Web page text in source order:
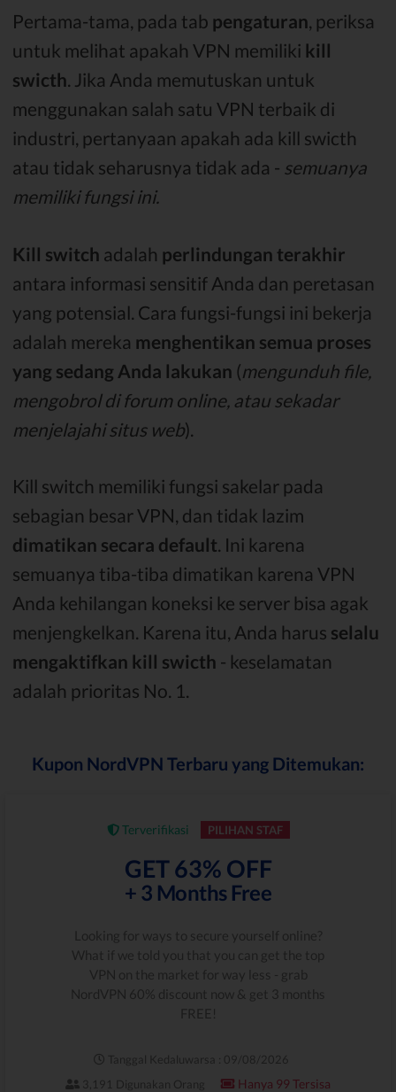
Pertama-tama, pada tab pengaturan, periksa
untuk melihat apakah VPN memiliki kill
swicth. Jika Anda memutuskan untuk
menggunakan salah satu VPN terbaik di
industri, pertanyaan apakah ada kill swicth
atau tidak seharusnya tidak ada - semuanya
memiliki fungsi ini.
Kill switch adalah perlindungan terakhir
antara informasi sensitif Anda dan peretasan
yang potensial. Cara fungsi-fungsi ini bekerja
adalah mereka menghentikan semua proses
yang sedang Anda lakukan (mengunduh file,
mengobrol di forum online, atau sekadar
menjelajahi situs web).
Kill switch memiliki fungsi sakelar pada
sebagian besar VPN, dan tidak lazim
dimatikan secara default . Ini karena
semuanya tiba-tiba dimatikan karena VPN
Anda kehilangan koneksi ke server bisa agak
menjengkelkan. Karena itu, Anda harus selalu
mengaktifkan kill swicth - keselamatan
adalah prioritas No. 1.
Kupon NordVPN Terbaru yang Ditemukan:
Terverifikasi PILIHAN STAF
GET 63% OFF
+ 3 Months Free
Looking for ways to secure yourself online?
What if we told you that you can get the top
VPN on the market for way less - grab
NordVPN 60% discount now & get 3 months
FREE!
Tanggal Kedaluwarsa : 09/08/2026
3,191 Digunakan Orang
Hanya 99 Tersisa